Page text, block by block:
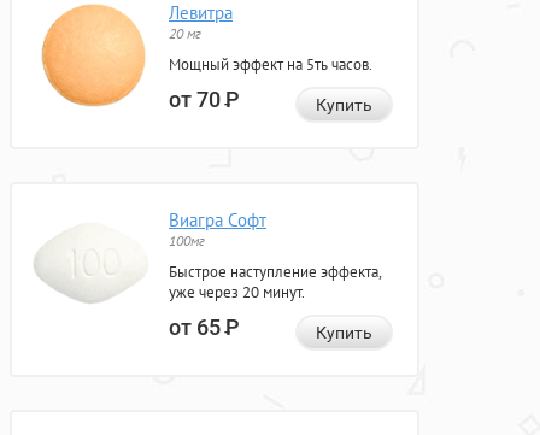
Левитра
20 мг
Мощный эффект на 5ть часов.
от 70Р Купить
Виагра Софт
100мг
Быстрое наступление эффекта,
уже через 20 минут.
от 65Р Купить